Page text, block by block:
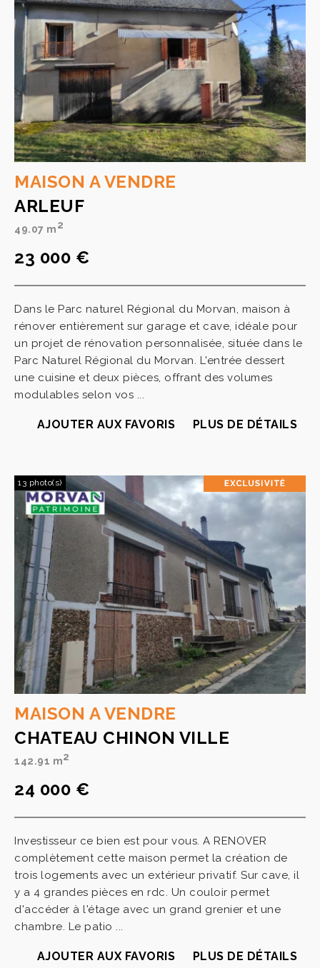
MAISON A VENDRE
ARLEUF
49.07 m2
23 000 €
Dans le Parc naturel Régional du Morvan, maison à
rénover entièrement sur garage et cave, idéale pour
un projet de rénovation personnalisée, située dans le
Parc Naturel Régional du Morvan. L'entrée dessert
une cuisine et deux pièces, offrant des volumes
modulables selon vos ...
AJOUTER AUX FAVORIS PLUS DE DÉTAILS
13 photo(s)
MAISON A VENDRE
CHATEAU CHINON VILLE
142.91 m2
24 000 €
Investisseur ce bien est pour vous. A RENOVER
complètement cette maison permet la création de
trois logements avec un extérieur privatif. Sur cave, il
y a 4 grandes pièces en rdc. Un couloir permet
d'accéder à l'étage avec un grand grenier et une
chambre. Le patio ...
AJOUTER AUX FAVORIS PLUS DE DÉTAILS